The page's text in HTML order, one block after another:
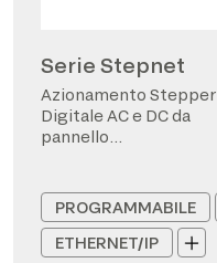
Serie Stepnet
Azionamento Stepper
Digitale AC e DC da
pannello
PROGRAMMABILE
ETHERNET/IP